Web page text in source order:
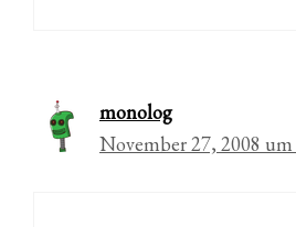
monolog
November 27, 2008